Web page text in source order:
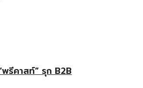
รีคาสท์” รุก B2B